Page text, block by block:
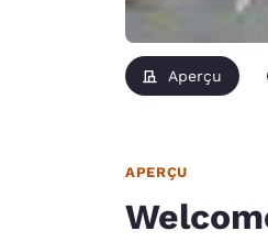
Aperçu
APERÇU